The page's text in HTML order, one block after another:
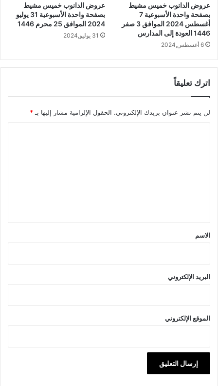
عروض الدانوب خميس مشيط
بصفحة واحدة الأسبوعية 7
أغسطس 2024 الموافق 3 صفر
1446 العودة إلى المدارس
6 أغسطس,2024
عروض الدانوب خميس مشيط
بصفحة واحدة الأسبوعية 31 يوليو
2024 الموافق 25 محرم 1446
31 يوليو,2024
اترك تعليقاً
لن يتم نشر عنوان بريدك الإلكتروني. الحقول الإلزامية مشار إليها بـ *
*
الاسم
البريد الإلكتروني
الموقع الإلكتروني